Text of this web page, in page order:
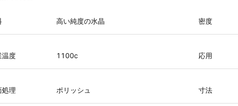
高い純度の水晶 密度
温度 1100c 応用
処理 ポリッシュ 寸法